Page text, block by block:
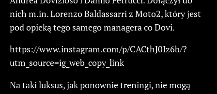
nich m.in. Lorenzo Baldassarri z Moto2, który jest
pod opieką tego samego managera co Dovi.
https://www.instagram.com/p/CACthJ0Iz6b/?
utm_source=ig_web_copy_link
Na taki luksus, jak ponownie treningi, nie mogą